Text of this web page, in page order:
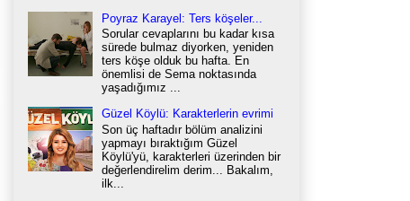
Poyraz Karayel: Ters köşeler...
Sorular cevaplarını bu kadar kısa
sürede bulmaz diyorken, yeniden
ters köşe olduk bu hafta. En
önemlisi de Sema noktasında
yaşadığımız ...
Güzel Köylü: Karakterlerin evrimi
Son üç haftadır bölüm analizini
yapmayı bıraktığım Güzel
Köylü'yü, karakterleri üzerinden bir
değerlendirelim derim... Bakalım,
ilk...